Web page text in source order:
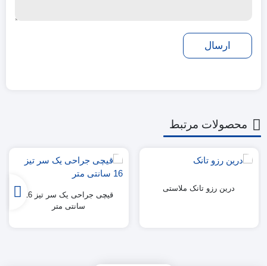
محصولات مرتبط
درین رزو تانک ملاستی
قیچی جراحی یک سر تیز 16
سانتی متر